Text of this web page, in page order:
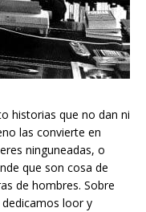
historias que no dan ni
las convierte en
ninguneadas, o
que son cosa de
de hombres. Sobre
loor y